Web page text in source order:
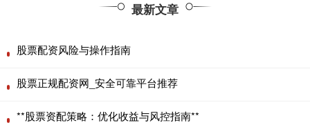
最新文章
股票配资风险与操作指南
股票正规配资网_安全可靠平台推荐
**股票资配策略：优化收益与风控指南**